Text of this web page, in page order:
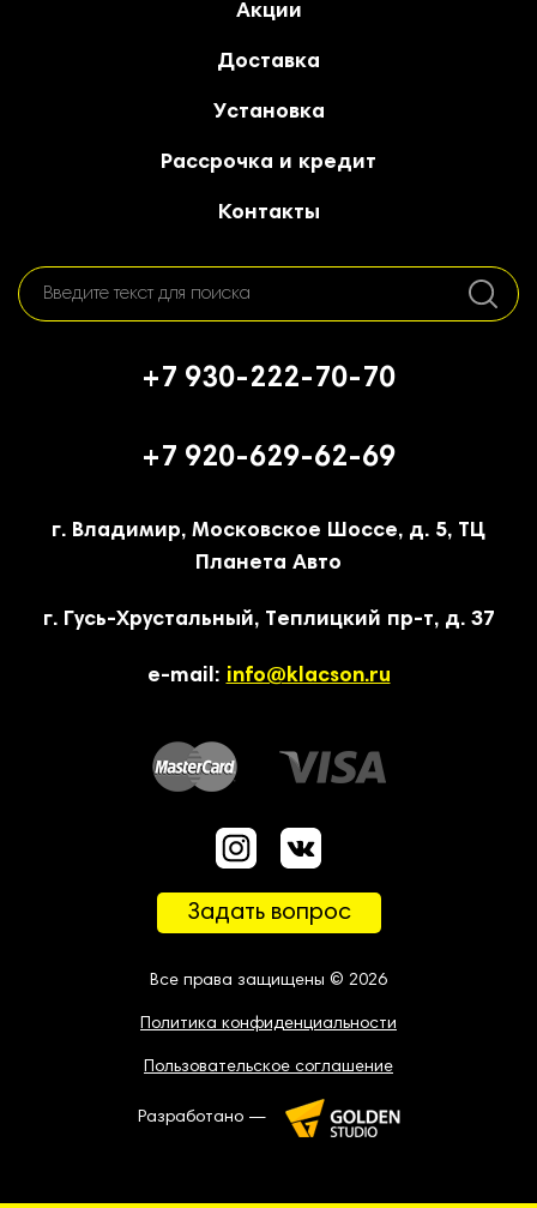
Акции
Доставка
Установка
Рассрочка и кредит
Контакты
+7 930-222-70-70
+7 920-629-62-69
г. Владимир, Московское Шоссе, д. 5, ТЦ
Планета Авто
г. Гусь-Хрустальный, Теплицкий пр-т, д. 37
e-mail: info@klacson.ru
Задать вопрос
Все права защищены © 2026
Политика конфиденциальности
Пользовательское соглашение
Разработано —